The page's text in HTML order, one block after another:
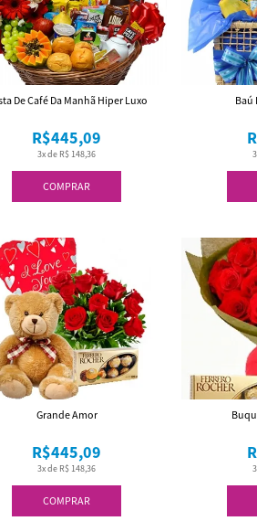
COMPRAR
3x de R$ 148,36
R$445,09
De Café Da Manhã Hiper Luxo Baú
COMPRAR
3x de R$ 148,36
R$445,09
Grande Amor